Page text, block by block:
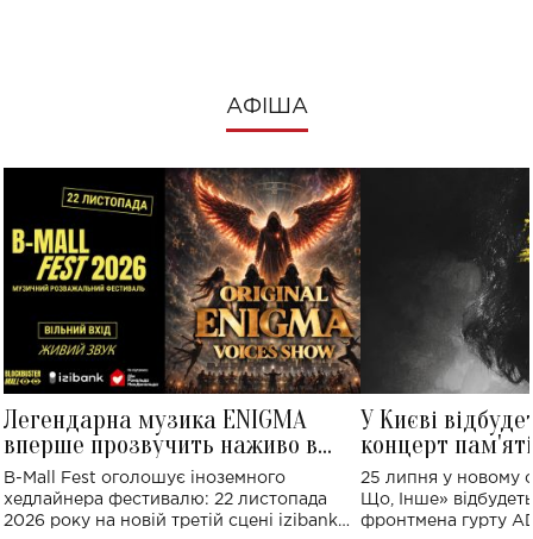
АФІША
Легендарна музика ENIGMA
вперше прозвучить наживо в
Україні: де відбудеться концерт
B-Mall Fest оголошує іноземного
хедлайнера фестивалю: 22 листопада
2026 року на новій третій сцені izibank
У Києві
концерт
Клименка:
виконають
25 липня у новому
Що, Інше»
фронтмена гурту